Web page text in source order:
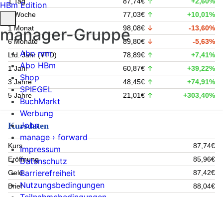
1 Woche
77,03€
+10,01%
1 Monat
98,08€
-13,60%
6 Monate
89,80€
-5,63%
Lfd. Jahr (YTD)
78,89€
+7,41%
1 Jahr
60,87€
+39,22%
3 Jahre
48,45€
+74,91%
5 Jahre
21,01€ +303,40%
Kursdaten
Kurs
87,74€
Eröffnung
85,96€
Geld
87,42€
Brief
88,04€
HBm Edition
manager-Gruppe
Abo mm
Abo HBm
Shop
SPIEGEL
BuchMarkt
Werbung
Jobs
manage › forward
Impressum
Datenschutz
Barrierefreiheit
Nutzungsbedingungen